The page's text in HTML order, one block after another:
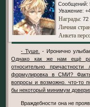
Сообщений:
Уважение:
Награды: 72
Личная
Анкета
- Туше.
- Иронично
Однако как же нам ещё
относительно
формулировка в СМИ?
вопросы и возможно. что-то
бы некоторый минимум
Враждебности она не проявляет, но подчёркивает очевидное - то, что